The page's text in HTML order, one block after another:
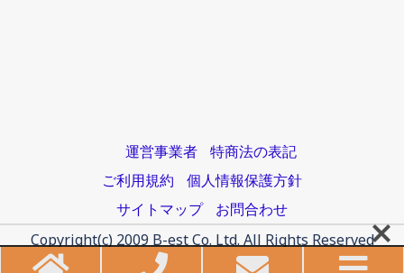
運営事業者
特商法の表記
ご利用規約
個人情報保護方針
サイトマップ
お問合わせ
Copyright(c) 2009 B-est Co. Ltd. All Rights Reserved